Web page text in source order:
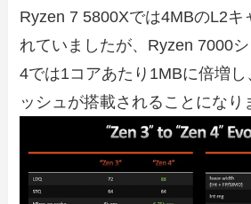
Ryzen 7 5800Xでは4MBのL2キ
れていましたが、Ryzen 7000
4では1コアあたり1MBに倍増し
ッシュが搭載されることになり